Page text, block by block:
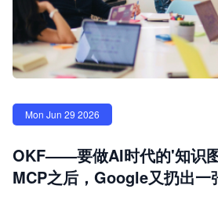
Mon Jun 29 2026
OKF——要做AI时代的'知识
MCP之后，Google又扔出